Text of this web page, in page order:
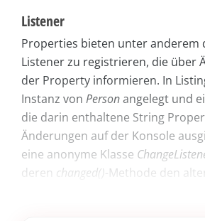
Listener
Properties bieten unter anderem
Listener zu registrieren, die über
der Property informieren. In
Instanz von Personangelegt und
die darin enthaltene String
Änderungen auf der Konsole
eine anonyme Klasse
deren changed()- Methode den